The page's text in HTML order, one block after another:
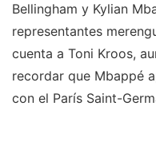
Bellingham y Kylian
representantes
cuenta a Toni Kroos,
recordar que Mbappé
con el París Saint-